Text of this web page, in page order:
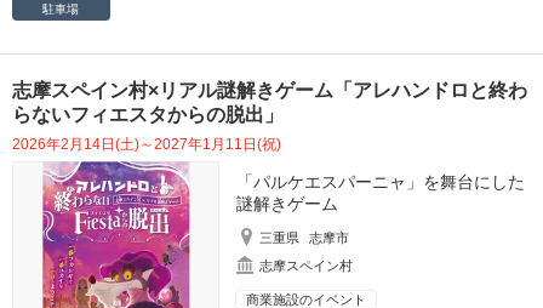
駐車場
志摩スペイン村×リアル謎解きゲーム「アレハンドロと終わ
らないフィエスタからの脱出」
2026年2月14日(土)～2027年1月11日(祝)
「パルケエスパーニャ」を舞台にした
謎解きゲーム
三重県
志摩市
志摩スペイン村
商業施設のイベント